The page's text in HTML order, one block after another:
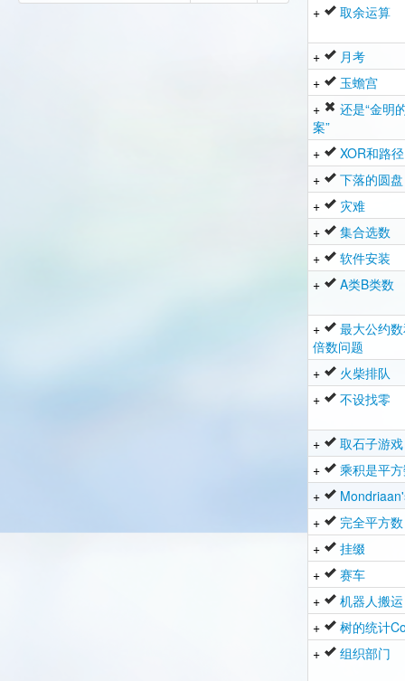
+
取余运算
+
月考
+
玉蟾宫
+
还是“金明
案”
+
XOR和路径
+
下落的圆盘
+
灾难
+
集合选数
+
软件安装
+
A类B类数
+
最大公约
倍数问题
+
火柴排队
+
不设找零
+
取石子游戏
+
乘积是平
+
+
完全平方数
+
挂缀
+
赛车
+
机器人搬运
+
树的统计
+
组织部门